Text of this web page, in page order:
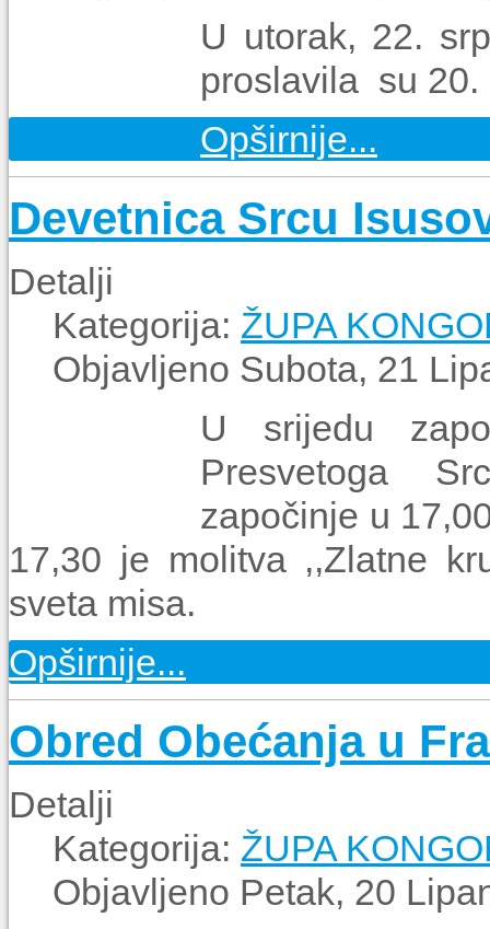
U utorak, 22.
proslavila su
Opširnije...
Devetnica Srcu
Detalji
Kategorija: ŽUPA
Objavljeno Subota, 21
U srijedu
Presvetoga
započinje u
17,30 je molitva ,,Zlatne
sveta misa.
Opširnije...
Obred Obećanja u
Detalji
Kategorija: ŽUPA
Objavljeno Petak, 20